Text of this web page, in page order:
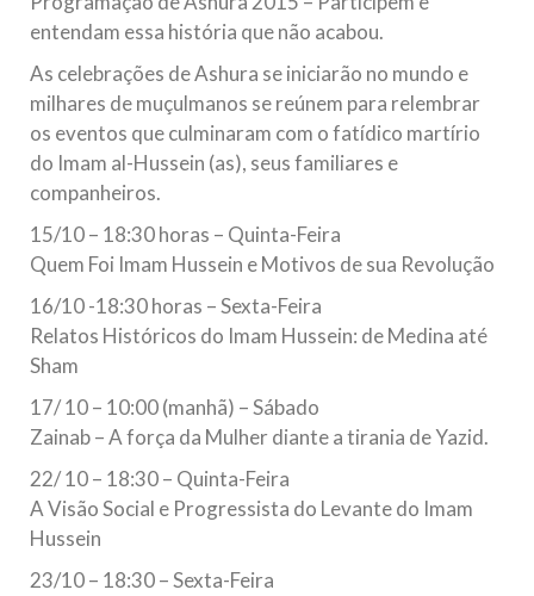
todos os irmãos e irmãs um novo
data em que relembramos o martírio do quarto Imam dos
muçulmanos, o Imam Ali Ibn Al-Hussein Ibn Ali Ibn Abi Táleb
(A.S.), conhecido por “Zein Al-Ábidin” (Formosura
NOTÍCIAS
3 DE JULHO DE 2014
Centro Islâmico no Brasil recebe o ex-
ministro das Relações Exteriores da
República Islâmica do Irã
Na noite da quinta-feira, 03 de Abril, o Centro Islâmico no
Brasil recebeu em sua sede, em São Paulo, o ex-ministro das
Kharrazi, que encontra-se visitando
entendam essa história que não acabou.
As celebrações de Ashura se iniciarão no mundo e
milhares de muçulmanos se reúnem para relembrar
os eventos que culminaram com o fatídico martírio
do Imam al-Hussein (as), seus familiares e
companheiros.
15/10 – 18:30 horas – Quinta-Feira
Quem Foi Imam Hussein e Motivos de sua Revolução
16/10 -18:30 horas – Sexta-Feira
Relatos Históricos do Imam Hussein: de Medina até
Sham
17/ 10 – 10:00 (manhã) – Sábado
Zainab – A força da Mulher diante a tirania de Yazid.
22/ 10 – 18:30 – Quinta-Feira
A Visão Social e Progressista do Levante do Imam
Hussein
23/10 – 18:30 – Sexta-Feira